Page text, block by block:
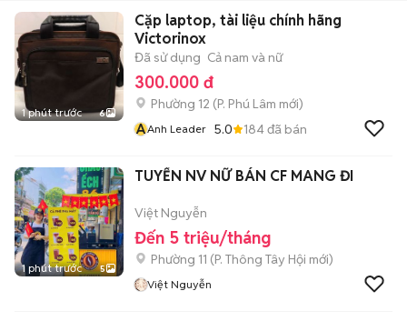
1 phút trước 6
Cặp laptop, tài liệu chính hãng
Victorinox
Đã sử dụng Cả nam và nữ
300.000 đ
Phường 12 (P. Phú Lâm mới)
AAnh Leader 5.0 184đã bán
1 phút trước 5
TUYỂN NV NỮ BÁN CF MANG ĐI
Việt Nguyễn
Đến 5 triệu/tháng
Phường 11 (P. Thông Tây Hội mới)
Việt Nguyễn